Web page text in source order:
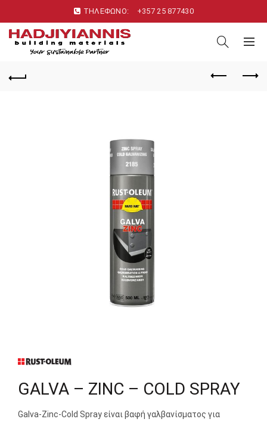
ΤΗΛΕΦΩΝΟ: +357 25 877430
GALVA – ZINC – COLD SPRAY
Galva-Zinc-Cold Spray είναι βαφή γαλβανίσματος για